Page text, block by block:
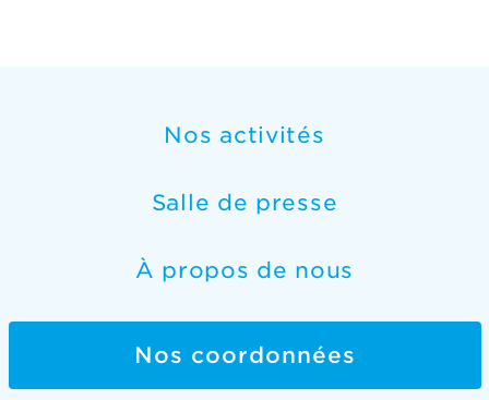
Nos activités
Salle de presse
À propos de nous
Nos coordonnées